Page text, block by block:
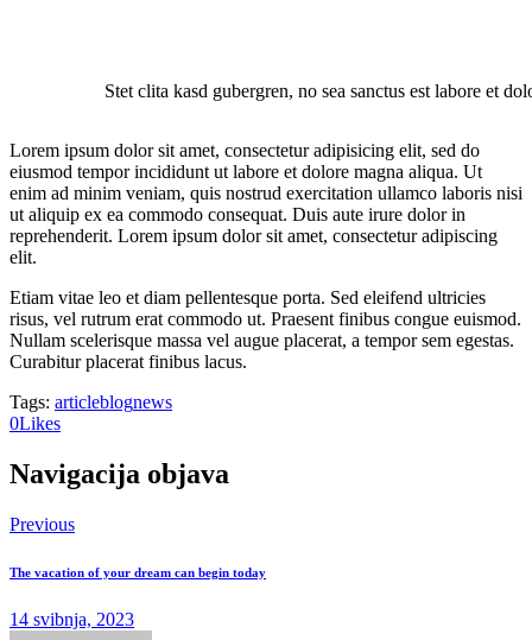
Stet clita kasd gubergren, no sea sanctus est labore et
Lorem ipsum dolor sit amet, consectetur adipisicing elit, sed do
eiusmod tempor incididunt ut labore et dolore magna aliqua. Ut
enim ad minim veniam, quis nostrud exercitation ullamco laboris nisi
ut aliquip ex ea commodo consequat. Duis aute irure dolor in
reprehenderit. Lorem ipsum dolor sit amet, consectetur adipiscing
elit.
Etiam vitae leo et diam pellentesque porta. Sed eleifend ultricies
risus, vel rutrum erat commodo ut. Praesent finibus congue euismod.
Nullam scelerisque massa vel augue placerat, a tempor sem egestas.
Curabitur placerat finibus lacus.
Tags: articleblognews
0Likes
Navigacija objava
Previous
The vacation of your dream can begin today
14 svibnja, 2023